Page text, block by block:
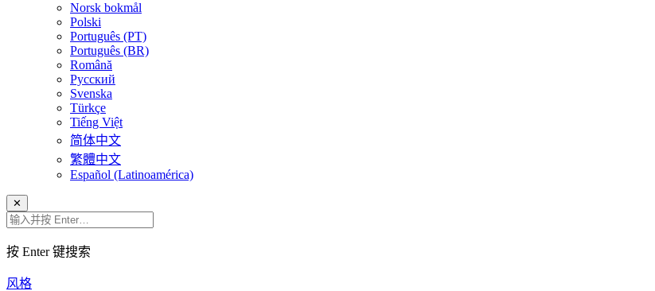
Norsk bokmål
Polski
Português (PT)
Português (BR)
Română
Русский
Svenska
Türkçe
Tiếng Việt
简体中文
繁體中文
Español (Latinoamérica)
✕
按 Enter 键搜索
风格